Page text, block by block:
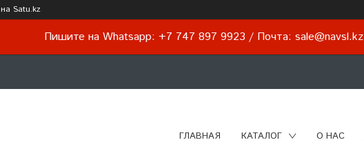
на Satu.kz
Пишите на Whatsapp: +7 747 897 9923 / Почта: sale@navsl.kz
ГЛАВНАЯ КАТАЛОГ О НАС